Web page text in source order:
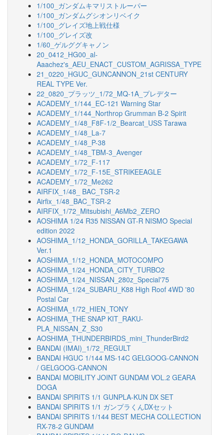
1/100_ガンダムキマリストルーパー
1/100_ガンダムグシオンリベイク
1/100_グレイズ地上戦仕様
1/100_グレイズ改
1/60_ゲルググキャノン
20_0412_HG00_al-
Aaachez's_AEU_ENACT_CUSTOM_AGRISSA_TYPE
21_0220_HGUC_GUNCANNON_21st CENTURY
REAL TYPE Ver.
22_0820_プラッツ_1/72_MQ-1A_プレデター
ACADEMY_1/144_EC-121 Warning Star
ACADEMY_1/144_Northrop Grumman B-2 Spirit
ACADEMY_1/48_F8F-1/2_Bearcat_USS Tarawa
ACADEMY_1/48_La-7
ACADEMY_1/48_P-38
ACADEMY_1/48_TBM-3_Avenger
ACADEMY_1/72_F-117
ACADEMY_1/72_F-15E_STRIKEEAGLE
ACADEMY_1/72_Me262
AIRFIX_1/48_ BAC_TSR-2
Airfix_1/48_BAC_TSR-2
AIRFIX_1/72_Mitsubishi_A6Mb2_ZERO
AOSHIMA 1/24 R35 NISSAN GT-R NISMO Special
edition 2022
AOSHIMA_1/12_HONDA_GORILLA_TAKEGAWA
Ver.1
AOSHIMA_1/12_HONDA_MOTOCOMPO
AOSHIMA_1/24_HONDA_CITY_TURBO2
AOSHIMA_1/24_NISSAN_280z_Special'75
AOSHIMA_1/24_SUBARU_K88 High Roof 4WD '80
Postal Car
AOSHIMA_1/72_HIEN_TONY
AOSHIMA_THE SNAP KIT_RAKU-
PLA_NISSAN_Z_S30
AOSHIMA_THUNDERBIRDS_mini_ThunderBird2
BANDAI (IMAI)_1/72_REGULT
BANDAI HGUC 1/144 MS-14C GELGOOG-CANNON
/ GELGOOG-CANNON
BANDAI MOBILITY JOINT GUNDAM VOL.2 GEARA
DOGA
BANDAI SPIRITS 1/1 GUNPLA-KUN DX SET
BANDAI SPIRITS 1/1 ガンプラくんDXセット
BANDAI SPIRITS 1/144 BEST MECHA COLLECTION
RX-78-2 GUNDAM